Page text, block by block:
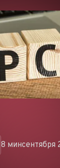
ПОП-
PUSH-
РЕКЛАМА В
ФУНКЦИИ
ОБЪЯВЛЕНИЯ
КОММЕРЦИЯ
8 минсентября